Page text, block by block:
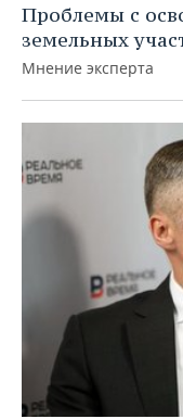
Проблемы с
земельных
Мнение эксперта